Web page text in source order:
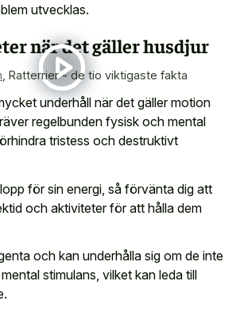
utvecklas.
när det gäller husdjur
Ratterrier - de tio viktigaste fakta
underhåll när det gäller motion
regelbunden fysisk och mental
tristess och destruktivt
för sin energi, så förvänta dig att
och aktiviteter för att hålla dem
och kan underhålla sig om de inte
stimulans, vilket kan leda till